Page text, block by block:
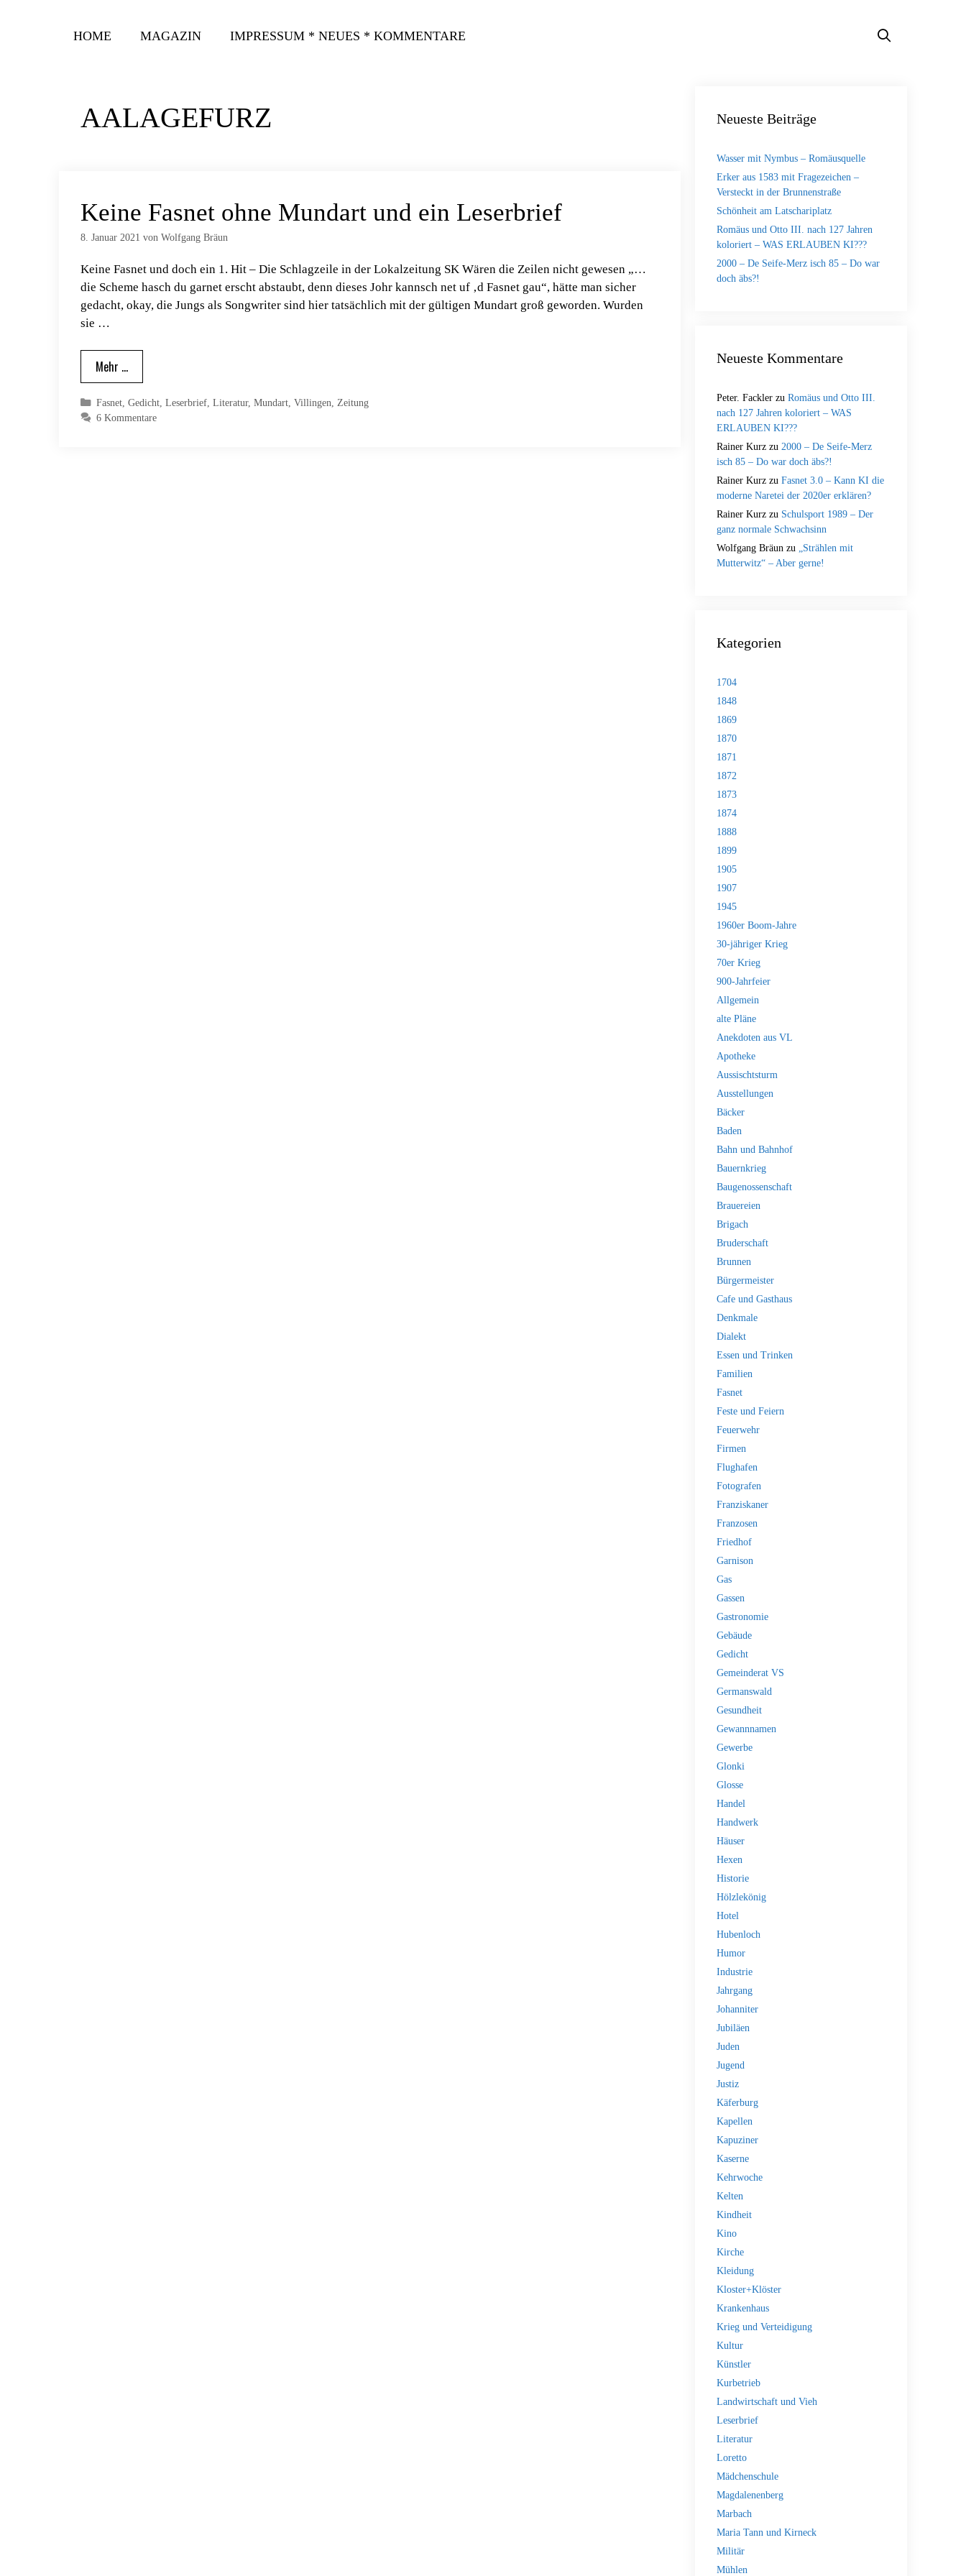
HOME MAGAZIN IMPRESSUM * NEUES * KOMMENTARE
AALAGEFURZ
Keine Fasnet ohne Mundart und ein Leserbrief
8. Januar 2021 von Wolfgang Bräun
Keine Fasnet und doch ein 1. Hit – Die Schlagzeile in der Lokalzeitung SK Wären die Zeilen nicht gewesen „…
die Scheme hasch du garnet erscht abstaubt, denn dieses Johr kannsch net uf ‚d Fasnet gau“, hätte man sicher
gedacht, okay, die Jungs als Songwriter sind hier tatsächlich mit der gültigen Mundart groß geworden. Wurden
sie …
Mehr …
Kategorien
Fasnet, Gedicht, Leserbrief, Literatur, Mundart, Villingen, Zeitung
6 Kommentare
Neueste Beiträge
Wasser mit Nymbus – Romäusquelle
Erker aus 1583 mit Fragezeichen –
Versteckt in der Brunnenstraße
Schönheit am Latschariplatz
Romäus und Otto III. nach 127 Jahren
koloriert – WAS ERLAUBEN KI???
2000 – De Seife-Merz isch 85 – Do war
doch äbs?!
Neueste Kommentare
Peter. Fackler zu Romäus und Otto III.
nach 127 Jahren koloriert – WAS
ERLAUBEN KI???
Rainer Kurz zu 2000 – De Seife-Merz
isch 85 – Do war doch äbs?!
Rainer Kurz zu Fasnet 3.0 – Kann KI die
moderne Naretei der 2020er erklären?
Rainer Kurz zu Schulsport 1989 – Der
ganz normale Schwachsinn
Wolfgang Bräun zu „Strählen mit
Mutterwitz“ – Aber gerne!
Kategorien
1704
1848
1869
1870
1871
1872
1873
1874
1888
1899
1905
1907
1945
1960er Boom-Jahre
30-jähriger Krieg
70er Krieg
900-Jahrfeier
Allgemein
alte Pläne
Anekdoten aus VL
Apotheke
Aussischtsturm
Ausstellungen
Bäcker
Baden
Bahn und Bahnhof
Bauernkrieg
Baugenossenschaft
Brauereien
Brigach
Bruderschaft
Brunnen
Bürgermeister
Cafe und Gasthaus
Denkmale
Dialekt
Essen und Trinken
Familien
Fasnet
Feste und Feiern
Feuerwehr
Firmen
Flughafen
Fotografen
Franziskaner
Franzosen
Friedhof
Garnison
Gas
Gassen
Gastronomie
Gebäude
Gedicht
Gemeinderat VS
Germanswald
Gesundheit
Gewannnamen
Gewerbe
Glonki
Glosse
Handel
Handwerk
Häuser
Hexen
Historie
Hölzlekönig
Hotel
Hubenloch
Humor
Industrie
Jahrgang
Johanniter
Jubiläen
Juden
Jugend
Justiz
Käferburg
Kapellen
Kapuziner
Kaserne
Kehrwoche
Kelten
Kindheit
Kino
Kirche
Kleidung
Kloster+Klöster
Krankenhaus
Krieg und Verteidigung
Kultur
Künstler
Kurbetrieb
Landwirtschaft und Vieh
Leserbrief
Literatur
Loretto
Mädchenschule
Magdalenenberg
Marbach
Maria Tann und Kirneck
Militär
Mühlen